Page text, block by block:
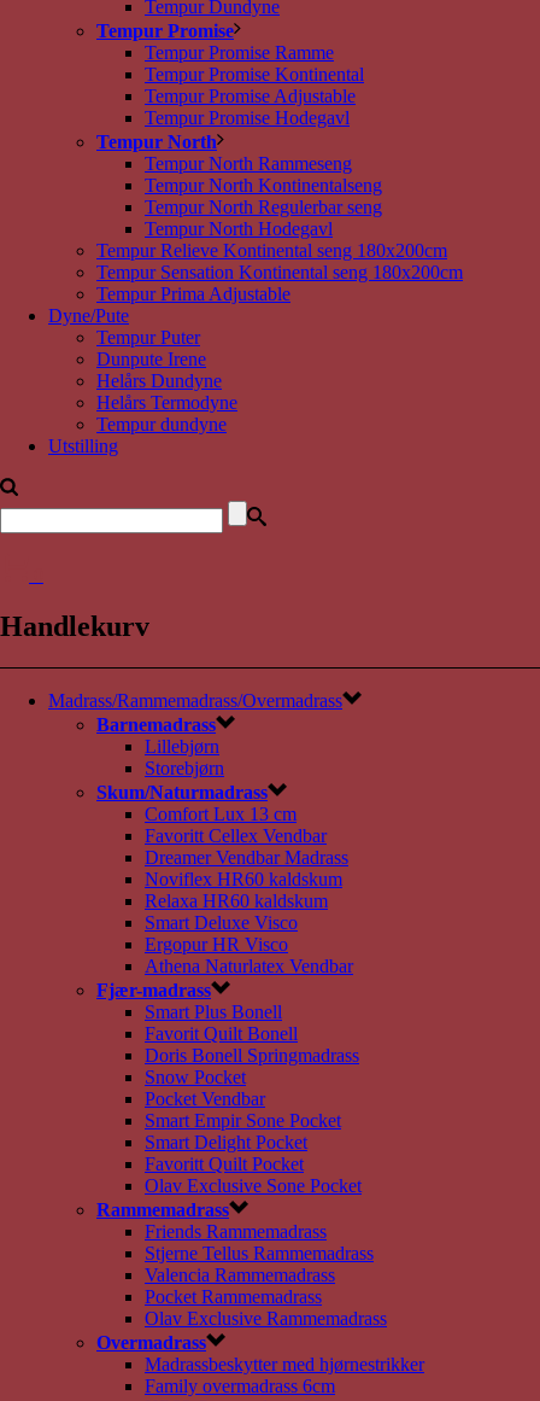
Tempur Dundyne
Tempur Promise
Tempur Promise Ramme
Tempur Promise Kontinental
Tempur Promise Adjustable
Tempur Promise Hodegavl
Tempur North
Tempur North Rammeseng
Tempur North Kontinentalseng
Tempur North Regulerbar seng
Tempur North Hodegavl
Tempur Relieve Kontinental seng 180x200cm
Tempur Sensation Kontinental seng 180x200cm
Tempur Prima Adjustable
Dyne/Pute
Tempur Puter
Dunpute Irene
Helårs Dundyne
Helårs Termodyne
Tempur dundyne
Utstilling
Handlekurv
Madrass/Rammemadrass/Overmadrass
Barnemadrass
Lillebjørn
Storebjørn
Skum/Naturmadrass
Comfort Lux 13 cm
Favoritt Cellex Vendbar
Dreamer Vendbar Madrass
Noviflex HR60 kaldskum
Relaxa HR60 kaldskum
Smart Deluxe Visco
Ergopur HR Visco
Athena Naturlatex Vendbar
Fjær-madrass
Smart Plus Bonell
Favorit Quilt Bonell
Doris Bonell Springmadrass
Snow Pocket
Pocket Vendbar
Smart Empir Sone Pocket
Smart Delight Pocket
Favoritt Quilt Pocket
Olav Exclusive Sone Pocket
Rammemadrass
Friends Rammemadrass
Stjerne Tellus Rammemadrass
Valencia Rammemadrass
Pocket Rammemadrass
Olav Exclusive Rammemadrass
Overmadrass
Madrassbeskytter med hjørnestrikker
Family overmadrass 6cm